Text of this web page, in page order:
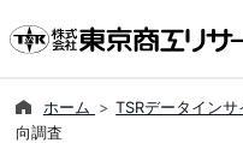
ホーム TSRデータインサ
向調査